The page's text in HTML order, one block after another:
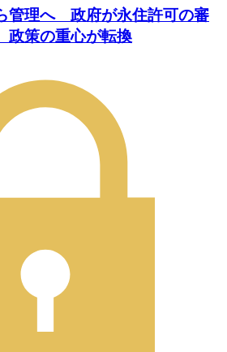
管理へ 政府が永住許可の審
策の重心が転換